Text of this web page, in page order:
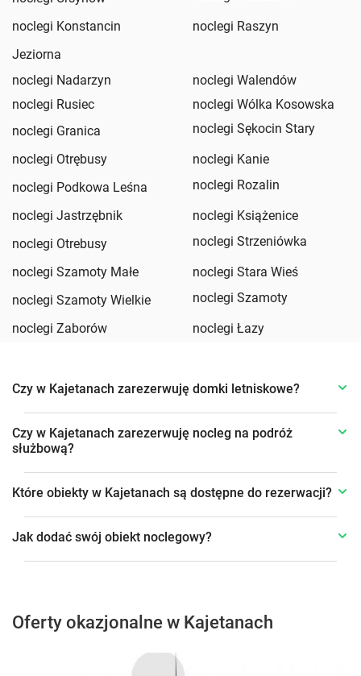
noclegi Konstancin
Jeziorna
noclegi Raszyn
noclegi Nadarzyn
noclegi Walendów
noclegi Rusiec
noclegi Wólka Kosowska
noclegi Granica
noclegi Sękocin Stary
noclegi Otrębusy
noclegi Kanie
noclegi Podkowa Leśna
noclegi Rozalin
noclegi Jastrzębnik
noclegi Książenice
noclegi Otrebusy
noclegi Strzeniówka
noclegi Szamoty Małe
noclegi Stara Wieś
noclegi Szamoty Wielkie
noclegi Szamoty
noclegi Zaborów
noclegi Łazy
Czy w Kajetanach zarezerwuję domki letniskowe?
Czy w Kajetanach zarezerwuję nocleg na podróż
służbową?
Które obiekty w Kajetanach są dostępne do rezerwacji?
Jak dodać swój obiekt noclegowy?
Oferty okazjonalne w Kajetanach